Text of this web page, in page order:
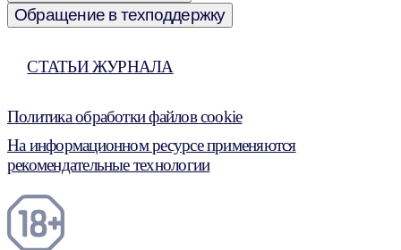
Обращение в техподдержку
СТАТЬИ ЖУРНАЛА
Политика обработки файлов cookie
На информационном ресурсе применяются
рекомендательные технологии